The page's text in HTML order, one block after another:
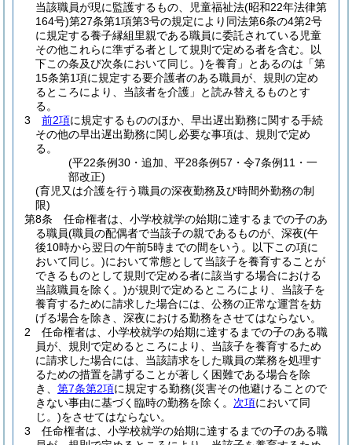
当該職員が現に監護するもの、児童福祉法(昭和22年法律第
164号)第27条第1項第3号の規定により同法第6条の4第2号
に規定する養子縁組里親である職員に委託されている児童
その他これらに準ずる者として規則で定める者を含む。以
下この条及び次条において同じ。)を養育」とあるのは「第
15条第1項に規定する要介護者のある職員が、規則の定め
るところにより、当該者を介護」と読み替えるものとす
る。
3
前2項に規定するもののほか、早出遅出勤務に関する手続
その他の早出遅出勤務に関し必要な事項は、規則で定め
る。
(平22条例30・追加、平28条例57・令7条例11・一
部改正)
(育児又は介護を行う職員の深夜勤務及び時間外勤務の制
限)
第8条
任命権者は、小学校就学の始期に達するまでの子のあ
る職員(職員の配偶者で当該子の親であるものが、深夜(午
後10時から翌日の午前5時までの間をいう。以下この項に
おいて同じ。)において常態として当該子を養育することが
できるものとして規則で定める者に該当する場合における
当該職員を除く。)が規則で定めるところにより、当該子を
養育するために請求した場合には、公務の正常な運営を妨
げる場合を除き、深夜における勤務をさせてはならない。
2
任命権者は、小学校就学の始期に達するまでの子のある職
員が、規則で定めるところにより、当該子を養育するため
に請求した場合には、当該請求をした職員の業務を処理す
るための措置を講ずることが著しく困難である場合を除
き、 第7条第2項に規定する勤務(災害その他避けることので
きない事由に基づく臨時の勤務を除く。 次項において同
じ。)をさせてはならない。
3
任命権者は、小学校就学の始期に達するまでの子のある職